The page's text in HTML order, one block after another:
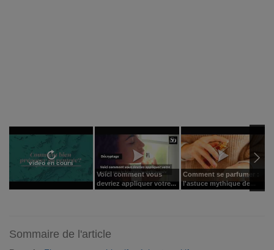
vidéo en cours
Voici comment vous
devriez appliquer votre...
Comment se parfumer :
l'astuce mythique de...
Sommaire de l'article